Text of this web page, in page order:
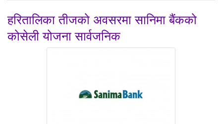
हरितालिका तीजको अवसरमा सानिमा बैंकको
कोसेली योजना सार्वजनिक